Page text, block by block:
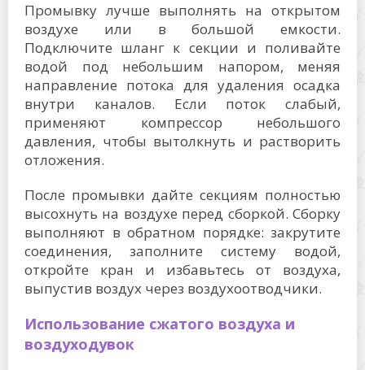
Промывку лучше выполнять на открытом
воздухе или в большой емкости.
Подключите шланг к секции и поливайте
водой под небольшим напором, меняя
направление потока для удаления осадка
внутри каналов. Если поток слабый,
применяют компрессор небольшого
давления, чтобы вытолкнуть и растворить
отложения.
После промывки дайте секциям полностью
высохнуть на воздухе перед сборкой. Сборку
выполняют в обратном порядке: закрутите
соединения, заполните систему водой,
откройте кран и избавьтесь от воздуха,
выпустив воздух через воздухоотводчики.
Использование сжатого воздуха и
воздуходувок